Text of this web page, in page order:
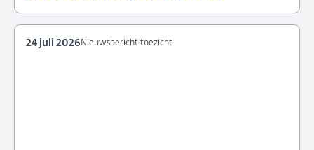
Nieuwsbericht toezicht
24 juli 2026